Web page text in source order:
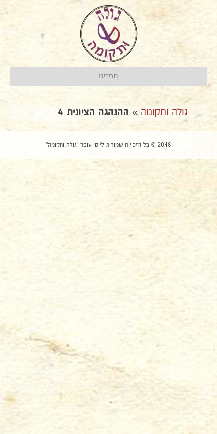
תפריט
גולה ותקומה » ההנהגה הציונית 4
2018 © כל הזכויות שמורות ליוסי עופר "גולה ותקומה"